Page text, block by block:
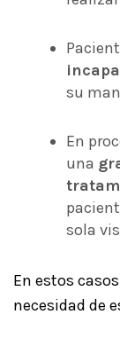
su
En
una
sola
En estos
necesidad de